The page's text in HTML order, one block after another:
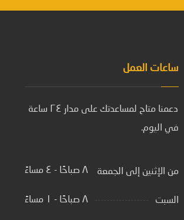
ساعات العمل
دعمنا متاح لمساعدتك على مدار ٢٤ ساعة
في اليوم.
من الإثنين إلى الجمعة ٨ صباحًا - ٤ مساءً
السبت ٨ صباحًا - ١ مساءً